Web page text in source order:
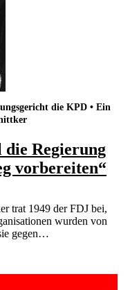
Regierung
vorbereiten“
die KPD • Ein
trat 1949 der FDJ bei,
wurden von
gegen…